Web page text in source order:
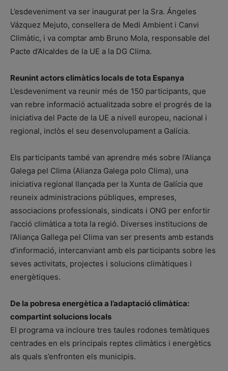
L’esdeveniment va ser inaugurat per la Sra. Ángeles
Vázquez Mejuto, consellera de Medi Ambient i Canvi
Climàtic, i va comptar amb Bruno Mola, responsable del
Pacte d’Alcaldes de la UE a la DG Clima.
Reunint actors climàtics locals de tota Espanya
L’esdeveniment va reunir més de 150 participants, que
van rebre informació actualitzada sobre el progrés de la
iniciativa del Pacte de la UE a nivell europeu, nacional i
regional, inclòs el seu desenvolupament a Galícia.
Els participants també van aprendre més sobre l’Aliança
Galega pel Clima (Alianza Galega polo Clima), una
iniciativa regional llançada per la Xunta de Galícia que
reuneix administracions públiques, empreses,
associacions professionals, sindicats i ONG per enfortir
l’acció climàtica a tota la regió. Diverses institucions de
l’Aliança Gallega pel Clima van ser presents amb estands
d’informació, intercanviant amb els participants sobre les
seves activitats, projectes i solucions climàtiques i
energètiques.
De la pobresa energètica a l’adaptació climàtica:
compartint solucions locals
El programa va incloure tres taules rodones temàtiques
centrades en els principals reptes climàtics i energètics
als quals s’enfronten els municipis.